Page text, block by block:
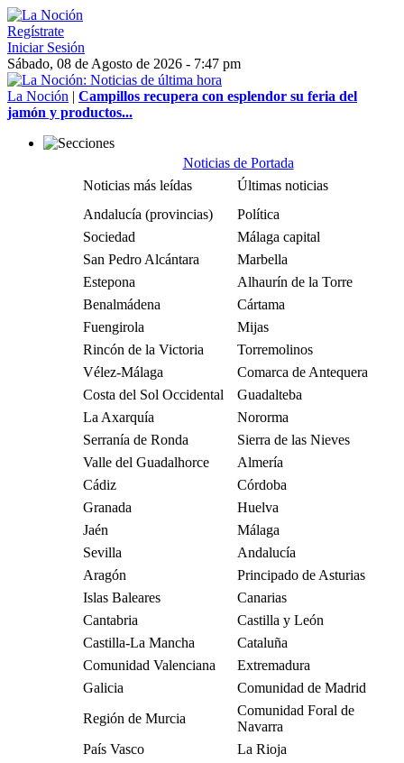
Regístrate
Iniciar Sesión
Sábado, 08 de Agosto de 2026 - 7:47 pm
La Noción | Campillos recupera con esplendor su feria del
jamón y productos...
Noticias de Portada
Noticias más leídas
Últimas noticias
Andalucía (provincias)
Política
Sociedad
Málaga capital
San Pedro Alcántara
Marbella
Estepona
Alhaurín de la Torre
Benalmádena
Cártama
Fuengirola
Mijas
Rincón de la Victoria
Torremolinos
Vélez-Málaga
Comarca de Antequera
Costa del Sol Occidental
Guadalteba
La Axarquía
Nororma
Serranía de Ronda
Sierra de las Nieves
Valle del Guadalhorce
Almería
Cádiz
Córdoba
Granada
Huelva
Jaén
Málaga
Sevilla
Andalucía
Aragón
Principado de Asturias
Islas Baleares
Canarias
Cantabria
Castilla y León
Castilla-La Mancha
Cataluña
Comunidad Valenciana
Extremadura
Galicia
Comunidad de Madrid
Región de Murcia
Comunidad Foral de
Navarra
País Vasco
La Rioja